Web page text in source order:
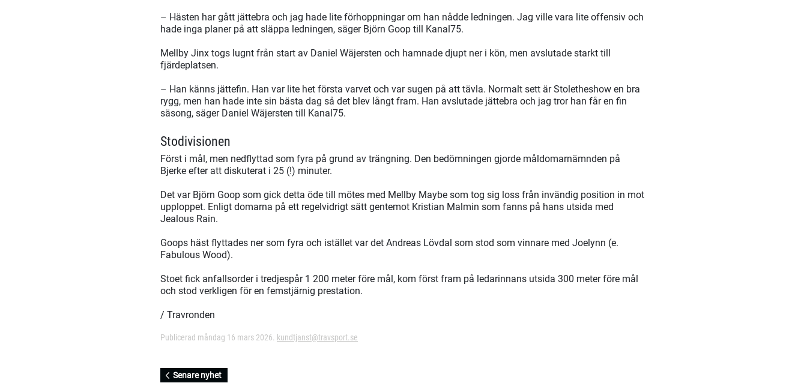
– Hästen har gått jättebra och jag hade lite förhoppningar om han nådde ledningen. Jag ville vara lite offensiv och
hade inga planer på att släppa ledningen, säger Björn Goop till Kanal75.
Mellby Jinx togs lugnt från start av Daniel Wäjersten och hamnade djupt ner i kön, men avslutade starkt till
fjärdeplatsen.
– Han känns jättefin. Han var lite het första varvet och var sugen på att tävla. Normalt sett är Stoletheshow en bra
rygg, men han hade inte sin bästa dag så det blev långt fram. Han avslutade jättebra och jag tror han får en fin
säsong, säger Daniel Wäjersten till Kanal75.
Stodivisionen
Först i mål, men nedflyttad som fyra på grund av trängning. Den bedömningen gjorde måldomarnämnden på
Bjerke efter att diskuterat i 25 (!) minuter.
Det var Björn Goop som gick detta öde till mötes med Mellby Maybe som tog sig loss från invändig position in mot
upploppet. Enligt domarna på ett regelvidrigt sätt gentemot Kristian Malmin som fanns på hans utsida med
Jealous Rain.
Goops häst flyttades ner som fyra och istället var det Andreas Lövdal som stod som vinnare med Joelynn (e.
Fabulous Wood).
Stoet fick anfallsorder i tredjespår 1 200 meter före mål, kom först fram på ledarinnans utsida 300 meter före mål
och stod verkligen för en femstjärnig prestation.
/ Travronden
Publicerad måndag 16 mars 2026. kundtjanst@travsport.se
Senare nyhet